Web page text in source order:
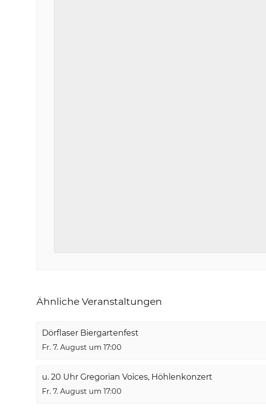
Ähnliche Veranstaltungen
Dörflaser Biergartenfest
Fr. 7. August um 17:00
u. 20 Uhr Gregorian Voices, Höhlenkonzert
Fr. 7. August um 17:00